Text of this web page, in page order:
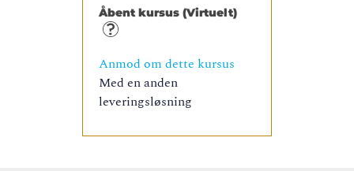
Åbent kursus (Virtuelt)
Anmod om dette kursus
Med en anden
leveringsløsning